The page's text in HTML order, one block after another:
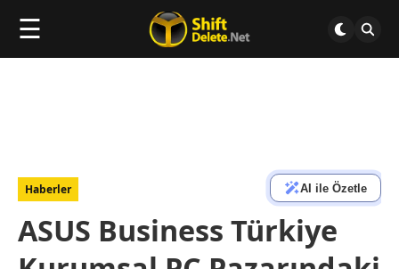
☰
Haberler AI ile Özetle
ASUS Business Türkiye